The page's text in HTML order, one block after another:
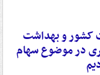
کشور و بهداشت
در موضوع سهام